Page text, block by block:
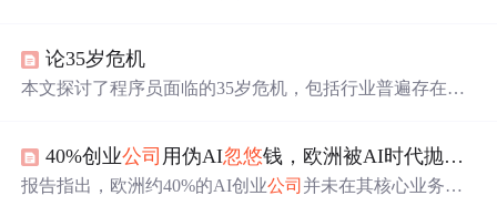
种不可预知的挑战。
论35岁危机
本文探讨了程序员面临的35岁危机，包括行业普遍存在的
调选择稳定 公司、学习方法、信任关系和财务管理的重要
性。
40%创业公司 用伪AI忽悠钱，欧洲被AI时代抛弃了吗？
报告指出，欧洲约40%的AI创业公司 并未在其核心业务中